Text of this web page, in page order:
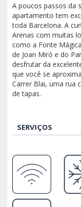
A poucos passos da
apartamento tem
toda Barcelona. A
Arenas com muitas
como a Fonte
de Joan Miró e do
desfrutar da
que você se
Carrer Blai, uma rua
de tapas.
SERVIÇOS